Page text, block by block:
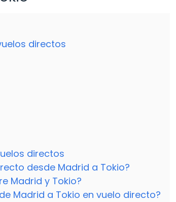
directos
directos
desde Madrid a Tokio?
Madrid y Tokio?
Madrid a Tokio en vuelo directo?